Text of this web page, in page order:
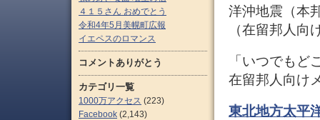
洋沖地震（本
（在留邦人向
「いつでも
在留邦人向け
東北地方太平
４１５さん おめでとう
令和4年5月美幌町広報
イエペスのロマンス
コメントありがとう
カテゴリ一覧
1000万アクセス (223)
Facebook (2,143)